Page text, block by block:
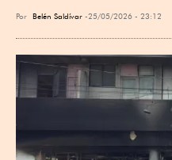
Por Belén Saldívar 25/05/2026 - 23:12